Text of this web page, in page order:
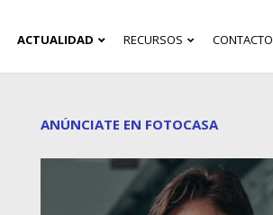
ACTUALIDAD RECURSOS CONTACTO
ANÚNCIATE EN FOTOCASA